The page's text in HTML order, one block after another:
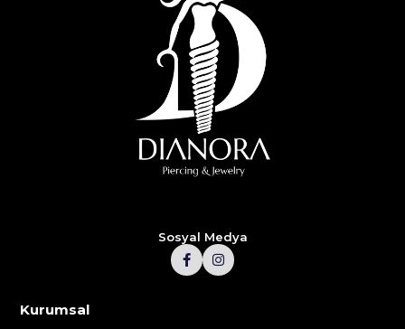
Sosyal Medya
Kurumsal